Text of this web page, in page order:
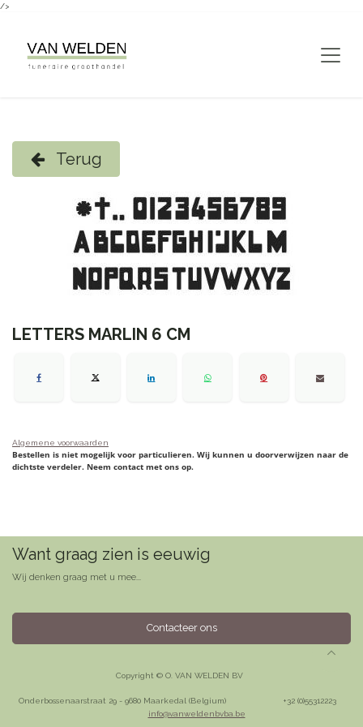
/>
Terug
LETTERS MARLIN 6 CM
Algemene voorwaarden
Bestellen is niet mogelijk voor particulieren. Wij kunnen u doorverwijzen naar de
dichtste verdeler. Neem contact met ons op.
Want graag zien is eeuwig
Wij denken graag met u mee...
Contacteer ons
Copyright © O. VAN WELDEN BV
Onderbossenaarstraat 29 - 9680 Maarkedal (Belgium)
​+32 (0)55312223
info@vanweldenbvba.be